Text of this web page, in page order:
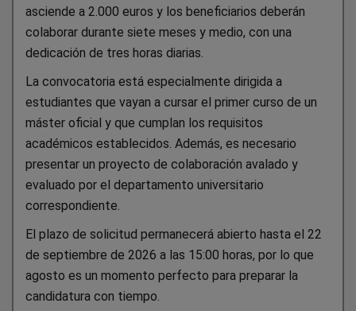
asciende a 2.000 euros y los beneficiarios deberán
colaborar durante siete meses y medio, con una
dedicación de tres horas diarias.
La convocatoria está especialmente dirigida a
estudiantes que vayan a cursar el primer curso de un
máster oficial y que cumplan los requisitos
académicos establecidos. Además, es necesario
presentar un proyecto de colaboración avalado y
evaluado por el departamento universitario
correspondiente.
El plazo de solicitud permanecerá abierto hasta el 22
de septiembre de 2026 a las 15:00 horas, por lo que
agosto es un momento perfecto para preparar la
candidatura con tiempo.